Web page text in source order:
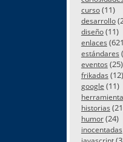
curso(11)
desarrollo
diseño(11)
enlaces
estándares
eventos (25)
frikadas (12)
google (11)
historias
humor(24)
inocentadas